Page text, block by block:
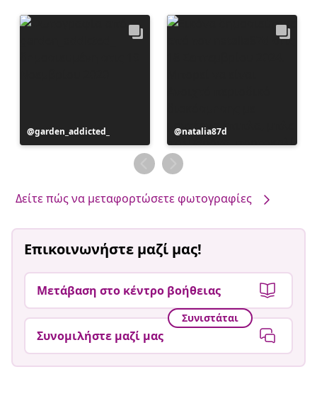
Η
ανάρτηση
garden_addicted_
Η
ανάρτηση
δημοσιεύθηκε
από
natalia87d
Δείτε πώς να μεταφορτώσετε φωτογραφίες
Επικοινωνήστε μαζί μας!
Μετάβαση στο κέντρο βοήθειας
Συνιστάται
Συνομιλήστε μαζί μας